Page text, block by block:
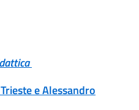
e Alessandro